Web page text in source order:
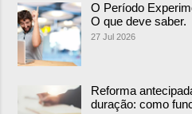
O Período
O que deve saber.
27 Jul 2026
Reforma
duração: como